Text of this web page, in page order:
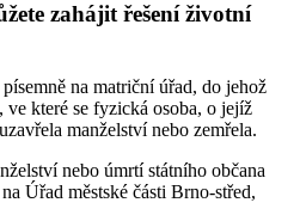
zahájit řešení životní
na matriční úřad, do jehož
ve které se fyzická osoba, o jejíž
manželství nebo zemřela.
nebo úmrtí státního občana
Úřad městské části Brno-střed,